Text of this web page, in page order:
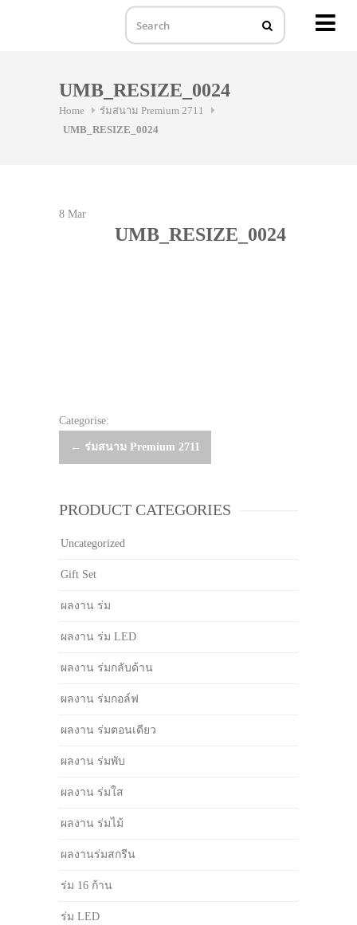
UMB_RESIZE_0024
Home
ร่มสนาม Premium 2711
UMB_RESIZE_0024
8 Mar
UMB_RESIZE_0024
Categorise:
Post
← ร่มสนาม Premium 2711
PRODUCT CATEGORIES
Uncategorized
Gift Set
ผลงาน ร่ม
ผลงาน ร่ม LED
ผลงาน ร่มกลับด้าน
ผลงาน ร่มกอล์ฟ
ผลงาน ร่มตอนเดียว
ผลงาน ร่มพับ
ผลงาน ร่มใส
ผลงาน ร่มไม้
ผลงานร่มสกรีน
ร่ม 16 ก้าน
ร่ม LED